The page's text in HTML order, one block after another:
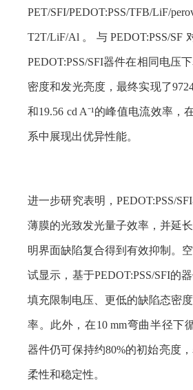
PET/SFI/PEDOT:PSS/TFB/LiF/
T2T/LiF/Al 。与PEDOT:PSS/SF
PEDOT:PSS/SFI器件在相同电压
密度和发光亮度，最终实现了
和19.56 cd A⁻¹的峰值电流效率，
系中展现出优异性能。
进一步研究表明， PEDOT:PSS/SFI
薄膜的光致发光量子效率，并延
明界面缺陷复合得到有效抑制。
试显示，基于PEDOT:PSS/SFI的
填充限制电压、更低的缺陷态密
率。此外，在10 mm弯曲半径下
器件仍可保持约80%的初始亮度
柔性和稳定性。